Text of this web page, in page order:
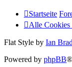
Startseite
Alle Cookies
Flat Style by Ian
Powered by phpBB